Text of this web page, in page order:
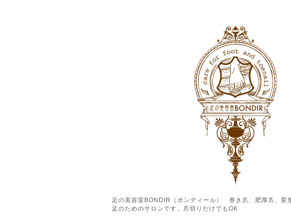
足の美容室BONDIR（ボンディール） 巻き爪、肥厚爪、変
足のためのサロンです。爪切りだけでもOK